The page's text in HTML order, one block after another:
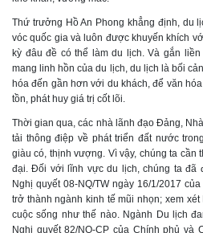
Thứ trưởng Hồ An Phong khẳng định, du
vóc quốc gia và luôn được khuyến khích
kỳ đâu đề có thể làm du lịch. Và gắn
mang linh hồn của du lịch, du lịch là bối
hóa đến gần hơn với du khách, để văn
tồn, phát huy giá trị cốt lõi.
Thời gian qua, các nhà lãnh đạo Đảng,
tải thông điệp về phát triển đất nước
giàu có, thịnh vượng. Vì vậy, chúng ta cần
đại. Đối với lĩnh vực du lịch, chúng ta đã
Nghị quyết 08-NQ/TW ngày 16/1/2017
trở thành ngành kinh tế mũi nhọn; xem
cuộc sống như thế nào. Ngành Du lịch
Nghị quyết 82/NQ-CP của Chính phủ và